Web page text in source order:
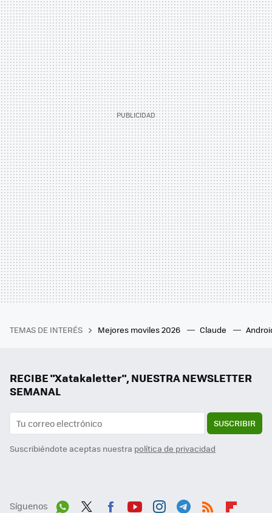
TEMAS DE INTERÉS Mejores moviles 2026 Claude
RECIBE "Xatakaletter", NUESTRA NEWSLETTER
SEMANAL
SUSCRIBIR
Suscribiéndote aceptas nuestra política de privacidad
Síguenos